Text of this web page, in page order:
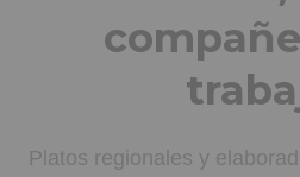
Platos regionales y